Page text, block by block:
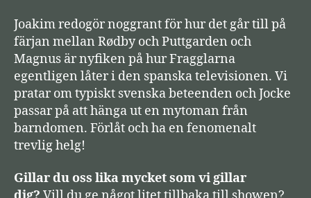
e
l
a
r
e
Joakim redogör noggrant för hur det går till på
färjan mellan Rødby och Puttgarden och
Magnus är nyfiken på hur Fragglarna
egentligen låter i den spanska televisionen. Vi
pratar om typiskt svenska beteenden och Jocke
passar på att hänga ut en mytoman från
barndomen. Förlåt och ha en fenomenalt
trevlig helg!
Gillar du oss lika mycket som vi gillar